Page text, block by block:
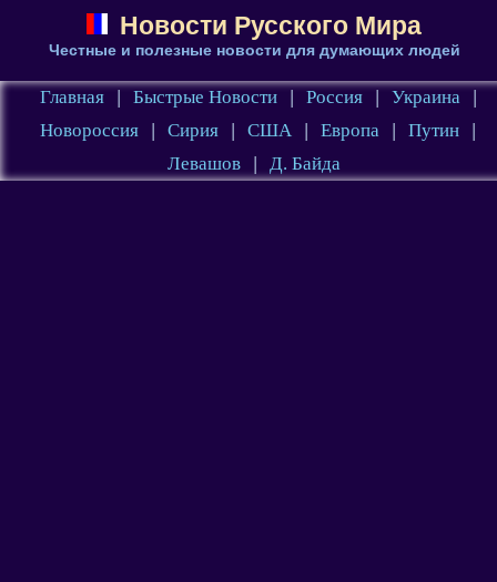
Новости Русского Мира
Честные и полезные новости для думающих людей
Главная | Быстрые Новости | Россия | Украина
|
Новороссия
| Сирия | США | Европа | Путин
|
Левашов
| Д. Байда